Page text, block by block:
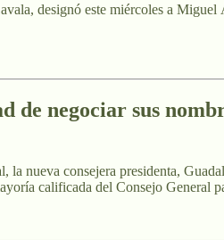
designó este miércoles a
de negociar sus
nueva consejera presidenta,
calificada del Consejo General